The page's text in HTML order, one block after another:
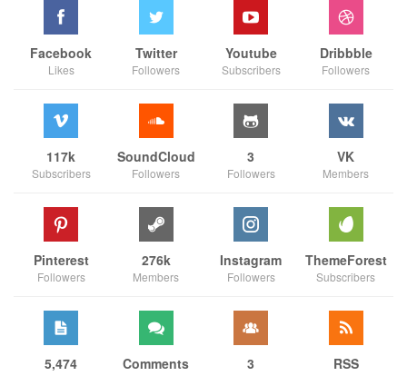
Facebook
Likes
Twitter
Followers
Youtube
Subscribers
Dribbble
Followers
117k
Subscribers
SoundCloud
Followers
3
Followers
VK
Members
Pinterest
Followers
276k
Members
Instagram
Followers
ThemeForest
Subscribers
5,474 Comments 3 RSS